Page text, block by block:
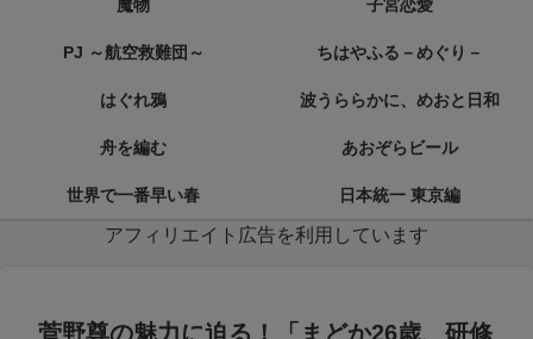
魔物 子宮恋愛
PJ ～航空救難団～ ちはやふる－めぐり－
はぐれ鴉 波うららかに、めおと日和
舟を編む あおぞらビール
世界で一番早い春 日本統一 東京編
アフィリエイト広告を利用しています
菅野尊の魅力に迫る！「まどか26歳、研修